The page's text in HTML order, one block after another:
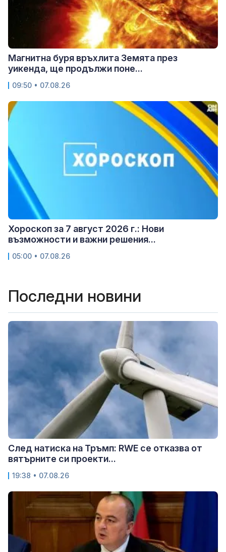
Магнитна буря връхлита Земята през
уикенда, ще продължи поне...
09:50 • 07.08.26
Хороскоп за 7 август 2026 г.: Нови
възможности и важни решения...
05:00 • 07.08.26
Последни новини
След натиска на Тръмп: RWE се отказва от
вятърните си проекти...
19:38 • 07.08.26